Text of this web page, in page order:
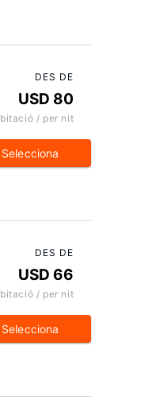
DES DE
USD 80
/ per nit
Selecciona
DES DE
USD 66
/ per nit
Selecciona